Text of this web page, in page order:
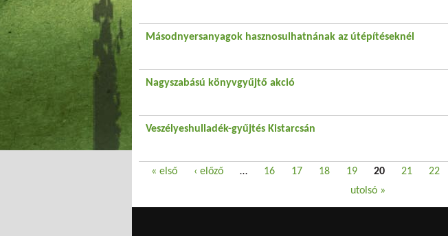
Másodnyersanyagok hasznosulhatnának az útépítéseknél
Nagyszabású könyvgyűjtő akció
Veszélyeshulladék-gyűjtés Kistarcsán
Oldalak
« első ‹ előző … 16 17 18 19 20 21 22
utolsó »